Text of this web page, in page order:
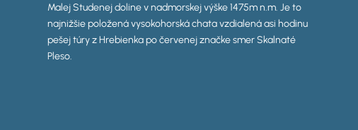
Malej Studenej doline v nadmorskej výške 1475m n.m. Je to
najnižšie položená vysokohorská chata vzdialená asi hodinu
pešej túry z Hrebienka po červenej značke smer Skalnaté
Pleso.